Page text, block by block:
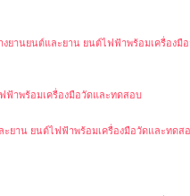
ยานยนต์และยาน ยนต์ไฟฟ้าพร้อมเครื่องมื
ฟ้าพร้อมเครื่องมือวัดและทดสอบ
ยาน ยนต์ไฟฟ้าพร้อมเครื่องมือวัดและทดส